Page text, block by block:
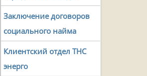
Заключение договоров
социального найма
Клиентский отдел ТНС
энерго